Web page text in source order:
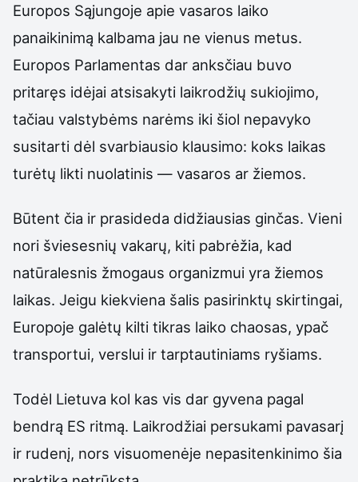
Europos Sąjungoje apie vasaros laiko
panaikinimą kalbama jau ne vienus metus.
Europos Parlamentas dar anksčiau buvo
pritaręs idėjai atsisakyti laikrodžių sukiojimo,
tačiau valstybėms narėms iki šiol nepavyko
susitarti dėl svarbiausio klausimo: koks laikas
turėtų likti nuolatinis — vasaros ar žiemos.
Būtent čia ir prasideda didžiausias ginčas. Vieni
nori šviesesnių vakarų, kiti pabrėžia, kad
natūralesnis žmogaus organizmui yra žiemos
laikas. Jeigu kiekviena šalis pasirinktų skirtingai,
Europoje galėtų kilti tikras laiko chaosas, ypač
transportui, verslui ir tarptautiniams ryšiams.
Todėl Lietuva kol kas vis dar gyvena pagal
bendrą ES ritmą. Laikrodžiai persukami pavasarį
ir rudenį, nors visuomenėje nepasitenkinimo šia